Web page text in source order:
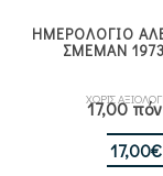
ΗΜΕΡΟΛΟΓΙΟ
ΣΜΕΜΑΝ
ΧΩΡΙΣ
17,00
17,00€